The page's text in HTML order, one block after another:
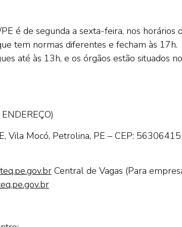
é de segunda a sexta-feira, nos horários
tem normas diferentes e fecham às 17h.
até às 13h, e os órgãos estão situados
Vila Mocó, Petrolina, PE – CEP: 56306415
Central de Vagas (Para